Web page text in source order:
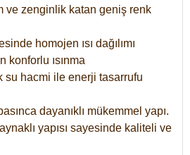
ve zenginlik katan geniş renk
homojen ısı dağılımı
konforlu ısınma
su hacmi ile enerji tasarrufu
dayanıklı mükemmel yapı.
yapısı sayesinde kaliteli ve